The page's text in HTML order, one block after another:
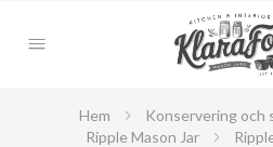
Hem
Konservering och
Ripple Mason Jar